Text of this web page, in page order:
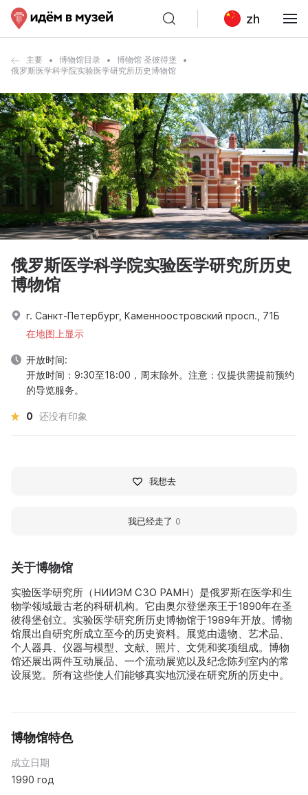
zh
主要 博物馆目录
博物馆 圣彼得堡
俄罗斯医学科学院实验医学研究所历史博物馆
关于博物馆
实验医学研究所（НИИЭМ СЗО РАМН）是俄罗斯在医学和生
物学领域最古老的科研机构。它由奥尔登堡亲王于1890年在圣
彼得堡创立。实验医学研究所历史博物馆于1989年开放。博物
馆展出自研究所成立至今的历史资料。展览由遗物、艺术品、
个人器具、仪器与模型、文献、照片、文凭和奖项组成。博物
馆还展出两件互动展品、一个流动展览以及纪念陈列室内的常
设展览。所有这些使人们能够真实地沉浸在研究所的历史中。
博物馆特色
成立日期
1990 год
俄罗斯医学科学院实验医学研究所历史
博物馆
г. Санкт-Петербург, Каменноостровский просп., 71Б
在地图上显示
开放时间:
开放时间：9:30至18:00，周末除外。注意：仅提供需提前预约
的导览服务。
0 还没有印象
我想去
我已经走了 0